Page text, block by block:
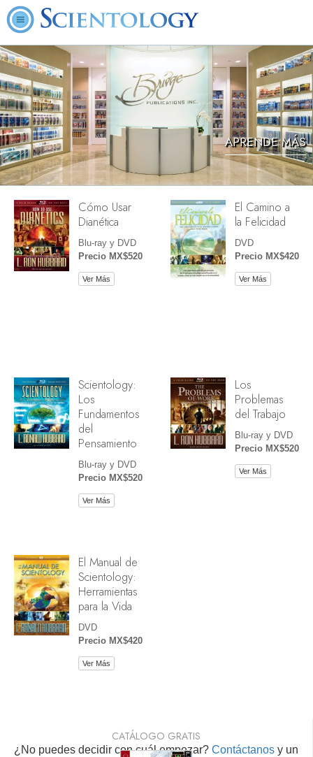
APRENDE MÁS
Cómo Usar
Dianética
Blu-ray y DVD
Precio MX$520
Ver Más
El Camino a
la Felicidad
DVD
Precio MX$420
Ver Más
Scientology:
Los
Fundamentos
del
Pensamiento
Blu-ray y DVD
Precio MX$520
Ver Más
Los
Problemas
del Trabajo
Blu-ray y DVD
Precio MX$520
Ver Más
El Manual de
Scientology:
Herramientas
para la Vida
DVD
Precio MX$420
Ver Más
¿No puedes decidir con cuál empezar? Contáctanos y un
CATÁLOGO GRATIS